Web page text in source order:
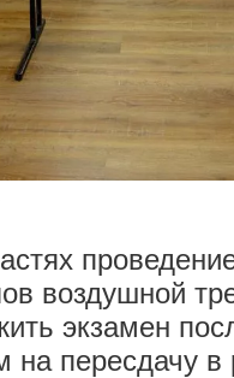
воздушной
экзамен
на пересдачу в